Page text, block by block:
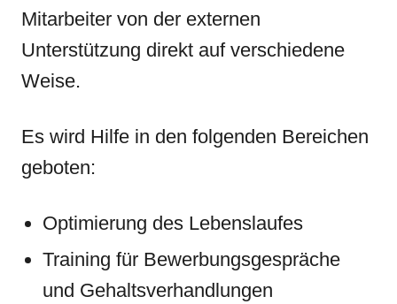
Mitarbeiter von der externen
Unterstützung direkt auf verschiedene
Weise.
Es wird Hilfe in den folgenden Bereichen
geboten:
Optimierung des Lebenslaufes
Training für Bewerbungsgespräche
und Gehaltsverhandlungen